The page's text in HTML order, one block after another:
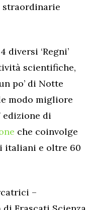
straordinarie
‘Regni’
scientifiche,
po’ di Notte
modo migliore
edizione di
che coinvolge
italiani e oltre 60
–